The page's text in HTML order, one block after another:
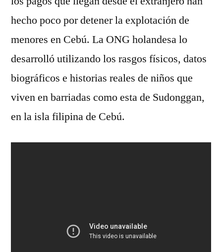
hecho poco por detener la explotación de
menores en Cebú. La ONG holandesa lo
desarrolló utilizando los rasgos físicos, datos
biográficos e historias reales de niños que
viven en barriadas como esta de Sudonggan,
en la isla filipina de Cebú.